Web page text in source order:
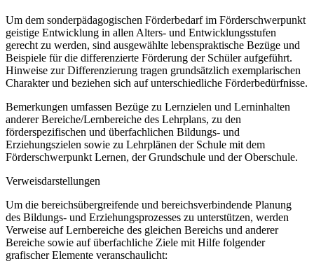
Um dem sonderpädagogischen Förderbedarf im Förderschwerpunkt
geistige Entwicklung in allen Alters- und Entwicklungsstufen
gerecht zu werden, sind ausgewählte lebenspraktische Bezüge und
Beispiele für die differenzierte Förderung der Schüler aufgeführt.
Hinweise zur Differenzierung tragen grundsätzlich exemplarischen
Charakter und beziehen sich auf unterschiedliche Förderbedürfnisse.
Bemerkungen umfassen Bezüge zu Lernzielen und Lerninhalten
anderer Bereiche/Lernbereiche des Lehrplans, zu den
förderspezifischen und überfachlichen Bildungs- und
Erziehungszielen sowie zu Lehrplänen der Schule mit dem
Förderschwerpunkt Lernen, der Grundschule und der Oberschule.
Verweisdarstellungen
Um die bereichsübergreifende und bereichsverbindende Planung
des Bildungs- und Erziehungsprozesses zu unterstützen, werden
Verweise auf Lernbereiche des gleichen Bereichs und anderer
Bereiche sowie auf überfachliche Ziele mit Hilfe folgender
grafischer Elemente veranschaulicht: